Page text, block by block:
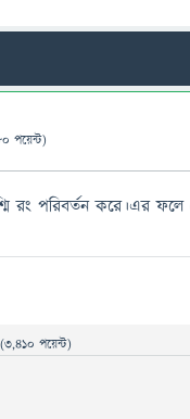
পয়েন্ট)
পরিবর্তন করে।এর ফলে
(3,410 পয়েন্ট)